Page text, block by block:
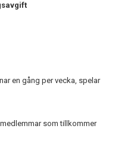
en gång per vecka, spelar
som tillkommer